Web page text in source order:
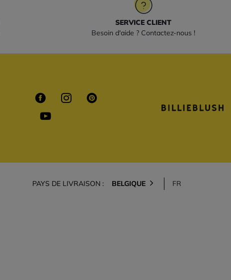
SERVICE CLIENT
Besoin d'aide ? Contactez-nous !
PAYS DE LIVRAISON : BELGIQUE FR